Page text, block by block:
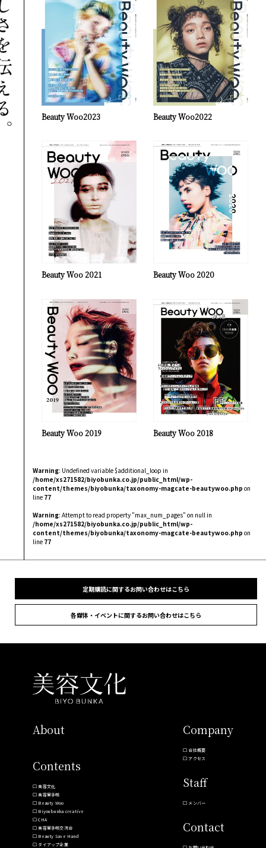
Beauty Woo2023 Beauty Woo2022
Beauty Woo 2021 Beauty Woo 2020
Beauty Woo 2019 Beauty Woo 2018
Warning: Undefined variable $additional_loop in
/home/xs271582/biyobunka.co.jp/public_html/wp-
content/themes/biyobunka/taxonomy-magcate-beautywoo.php on
line 77
Warning: Attempt to read property "max_num_pages" on null in
/home/xs271582/biyobunka.co.jp/public_html/wp-
content/themes/biyobunka/taxonomy-magcate-beautywoo.php on
line 77
定期購読に関するお問い合わせはこちら
各媒体・イベントに関するお問い合わせはこちら
About
Contents
美容文化
美容室手帖
Beauty Woo
Biyoubunka creative
CHA
美容室手帖交流会
Beauty Save Hand
タイアップ企業
Company
会社概要
アクセス
Staff
メンバー
Contact